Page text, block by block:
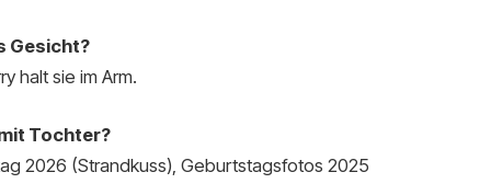
Gesicht?
halt sie im Arm.
Tochter?
2026 (Strandkuss), Geburtstagsfotos 2025